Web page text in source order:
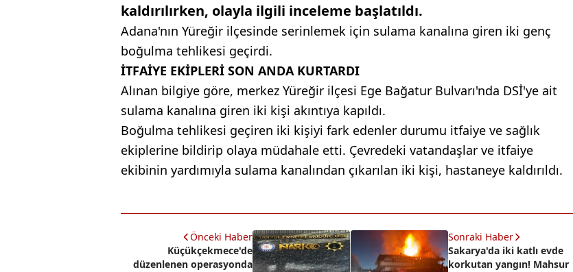
kaldırılırken, olayla ilgili inceleme başlatıldı.
Adana'nın Yüreğir ilçesinde serinlemek için sulama kanalına giren iki genç
boğulma tehlikesi geçirdi.
İTFAİYE EKİPLERİ SON ANDA KURTARDI
Alınan bilgiye göre, merkez Yüreğir ilçesi Ege Bağatur Bulvarı'nda DSİ'ye ait
sulama kanalına giren iki kişi akıntıya kapıldı.
Boğulma tehlikesi geçiren iki kişiyi fark edenler durumu itfaiye ve sağlık
ekiplerine bildirip olaya müdahale etti. Çevredeki vatandaşlar ve itfaiye
ekibinin yardımıyla sulama kanalından çıkarılan iki kişi, hastaneye kaldırıldı.
Önceki Haber
Küçükçekmece'de
düzenlenen operasyonda
Sonraki Haber
Sakarya'da iki katlı evde
korkutan yangın! Mahsur